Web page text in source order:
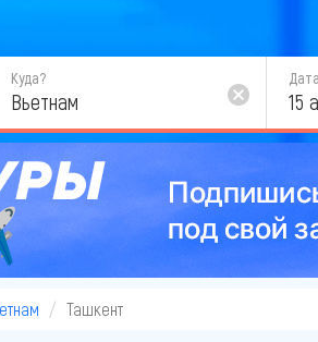
Куда?
15
Ташкент